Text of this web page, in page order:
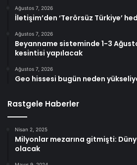
Ağustos 7, 2026
İletişim’den ‘Terörsüz Türkiye’
Ağustos 7, 2026
Beyanname sisteminde 1-3
kesintisi yapılacak
Ağustos 7, 2026
Geo hissesi bugün neden
Rastgele Haberler
Nisan 2, 2025
Milyonlar mezarına gitmişti:
olacak